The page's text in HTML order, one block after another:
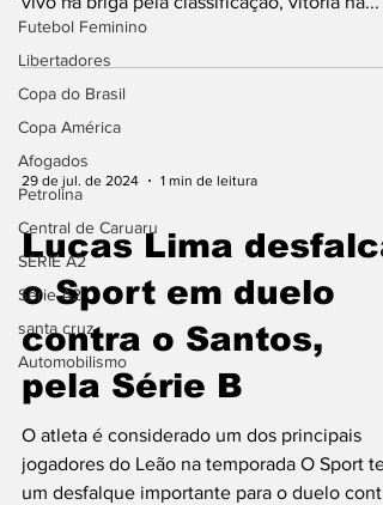
Futebol Feminino
Libertadores
Copa do Brasil
Copa América
Afogados
Petrolina
Central de Caruaru
SÉRIE A2
Série A2
santa cruz
Automobilismo
29 de jul. de 2024 1 min de leitura
Lucas Lima desfalca
o Sport em duelo
contra o Santos,
pela Série B
O atleta é considerado um dos principais
jogadores do Leão na temporada O Sport
um desfalque importante para o duelo